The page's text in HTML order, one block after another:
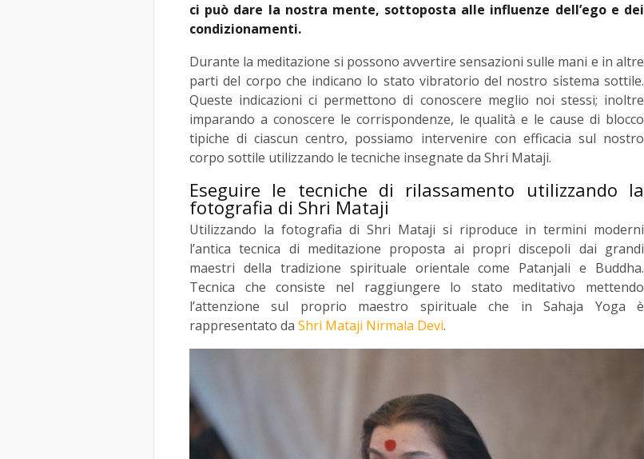
ci può dare la nostra mente, sottoposta alle influenze dell’ego e dei
condizionamenti.
Durante la meditazione si possono avvertire sensazioni sulle mani e in altre
parti del corpo che indicano lo stato vibratorio del nostro sistema sottile.
Queste indicazioni ci permettono di conoscere meglio noi stessi; inoltre
imparando a conoscere le corrispondenze, le qualità e le cause di blocco
tipiche di ciascun centro, possiamo intervenire con efficacia sul nostro
corpo sottile utilizzando le tecniche insegnate da Shri Mataji.
Eseguire le tecniche di rilassamento utilizzando la
fotografia di Shri Mataji
Utilizzando la fotografia di Shri Mataji si riproduce in termini moderni
l’antica tecnica di meditazione proposta ai propri discepoli dai grandi
maestri della tradizione spirituale orientale come Patanjali e Buddha.
Tecnica che consiste nel raggiungere lo stato meditativo mettendo
l’attenzione sul proprio maestro spirituale che in Sahaja Yoga è
rappresentato da Shri Mataji Nirmala Devi.